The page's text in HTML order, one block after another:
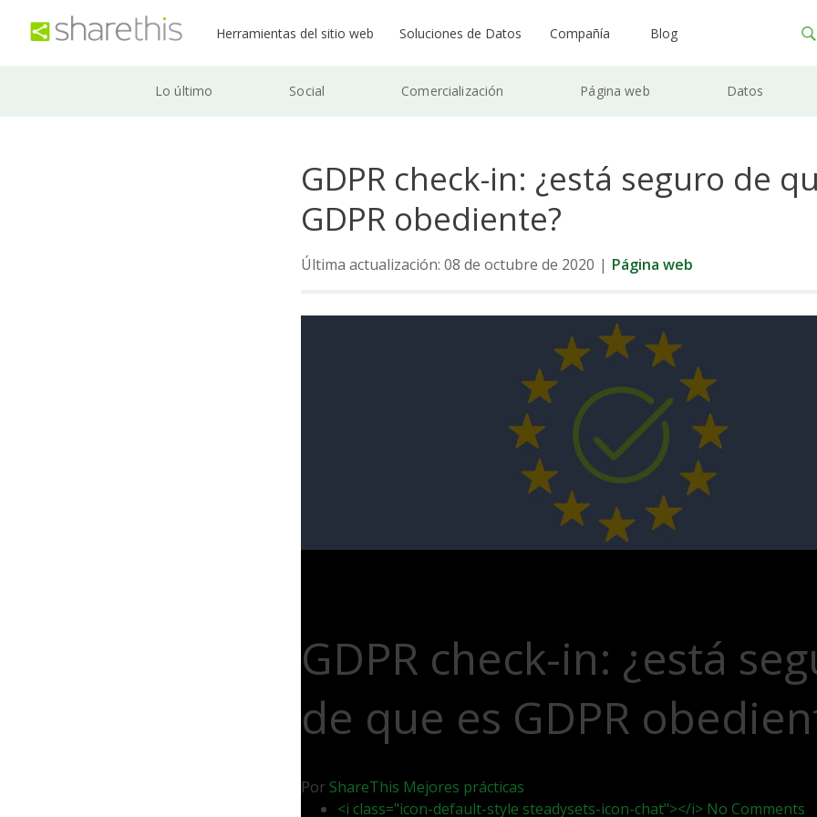
Herramientas del sitio web Soluciones de Datos Compañía Blog
Lo último Social Comercialización Página web Datos
GDPR check-in: ¿está seguro de
GDPR obediente?
Última actualización: 08 de octubre de 2020 | Página web
GDPR check-in: ¿está
de que es GDPR
Por ShareThis Mejores prácticas
<i class="icon-default-style steadysets-icon-chat"></i> No Comments